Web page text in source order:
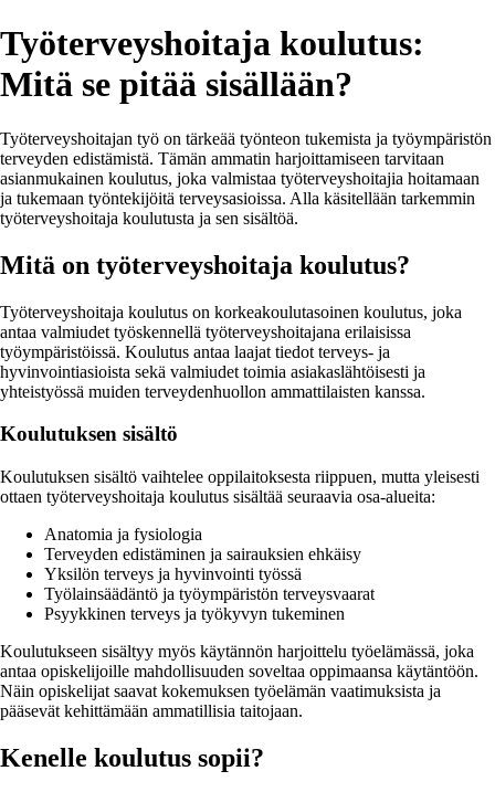
Työterveyshoitaja koulutus:
Mitä se pitää sisällään?
Työterveyshoitajan työ on tärkeää työnteon tukemista ja työympäristön
terveyden edistämistä. Tämän ammatin harjoittamiseen tarvitaan
asianmukainen koulutus, joka valmistaa työterveyshoitajia hoitamaan
ja tukemaan työntekijöitä terveysasioissa. Alla käsitellään tarkemmin
työterveyshoitaja koulutusta ja sen sisältöä.
Mitä on työterveyshoitaja koulutus?
Työterveyshoitaja koulutus on korkeakoulutasoinen koulutus, joka
antaa valmiudet työskennellä työterveyshoitajana erilaisissa
työympäristöissä. Koulutus antaa laajat tiedot terveys- ja
hyvinvointiasioista sekä valmiudet toimia asiakaslähtöisesti ja
yhteistyössä muiden terveydenhuollon ammattilaisten kanssa.
Koulutuksen sisältö
Koulutuksen sisältö vaihtelee oppilaitoksesta riippuen, mutta yleisesti
ottaen työterveyshoitaja koulutus sisältää seuraavia osa-alueita:
Anatomia ja fysiologia
Terveyden edistäminen ja sairauksien ehkäisy
Yksilön terveys ja hyvinvointi työssä
Työlainsäädäntö ja työympäristön terveysvaarat
Psyykkinen terveys ja työkyvyn tukeminen
Koulutukseen sisältyy myös käytännön harjoittelu työelämässä, joka
antaa opiskelijoille mahdollisuuden soveltaa oppimaansa käytäntöön.
Näin opiskelijat saavat kokemuksen työelämän vaatimuksista ja
pääsevät kehittämään ammatillisia taitojaan.
Kenelle koulutus sopii?